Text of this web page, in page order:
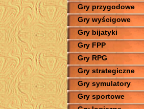
Gry przygodowe
Gry wyścigowe
Gry bijatyki
Gry FPP
Gry RPG
Gry strategiczne
Gry symulatory
Gry sportowe